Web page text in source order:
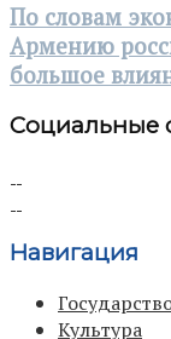
По словам
Армению
большое
Социальные
Навигация
Культура